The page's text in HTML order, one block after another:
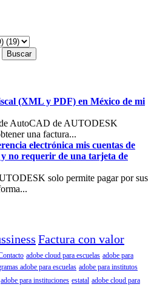
(XML y PDF) en México de mi
AutoCAD de AUTODESK
una factura...
electrónica mis cuentas de
no requerir de una tarjeta de
solo permite pagar por sus
Factura con valor
adobe cloud para escuelas adobe para
adobe para escuelas adobe para institutos
adobe para instituciones estatal adobe cloud para